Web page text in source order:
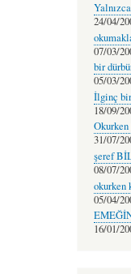
24/04/
07/03/
bir
05/03/
İlginç
18/09/
31/07/
şeref
08/07/
okurken
05/04/
16/01/